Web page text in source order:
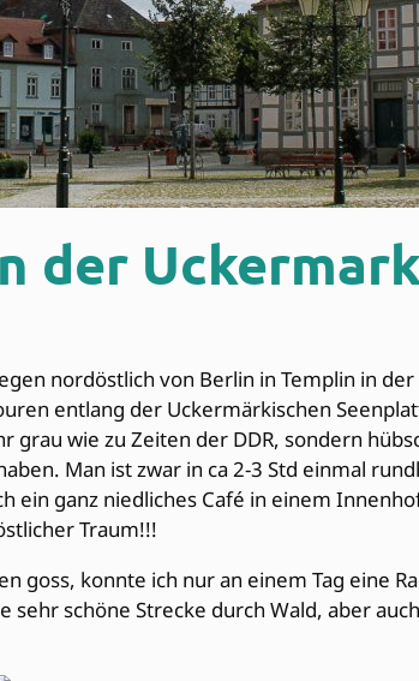
der Uckermark
nordöstlich von Berlin in Templin in
entlang der Uckermärkischen
wie zu Zeiten der DDR, sondern
Man ist zwar in ca 2-3 Std einmal
ein ganz niedliches Café in einem
Traum!!!
goss, konnte ich nur an einem Tag eine
schöne Strecke durch Wald, aber